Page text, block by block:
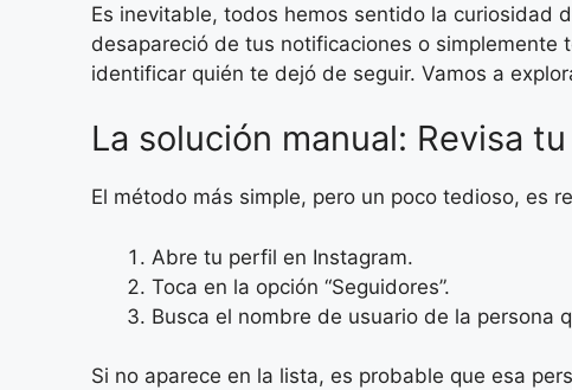
Es inevitable, todos hemos sentido la curiosidad
desapareció de tus notificaciones o simplemente
identificar quién te dejó de seguir. Vamos a
La solución manual: Revisa
El método más simple, pero un poco tedioso, es
Abre tu perfil en Instagram.
Toca en la opción “Seguidores”.
Busca el nombre de usuario de la persona
Si no aparece en la lista, es probable que esa